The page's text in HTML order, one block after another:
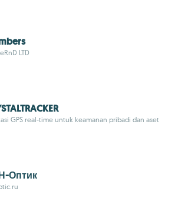
LTD
GPS real-time untuk keamanan pribadi dan aset
Оптик